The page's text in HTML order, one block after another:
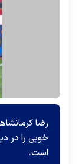
رضا
خوبی را در
است.